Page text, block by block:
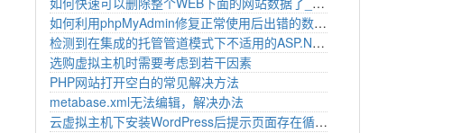
如何利用phpMyAdmin修复正常使用后出错的数据表-天达云
检测到在集成的托管管道模式下不适用的ASP.NET设置的解决方法(转)
选购虚拟主机时需要考虑到若干因素
PHP网站打开空白的常见解决方法
metabase.xml无法编辑，解决办法
云虚拟主机下安装WordPress后提示页面存在循环重定向问题